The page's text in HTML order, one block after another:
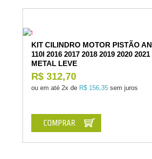
KIT CILINDRO MOTOR PISTÃO
110I 2016 2017 2018 2019 2020 2021
METAL LEVE
R$ 312,70
ou em até 2x de R$ 156,35 sem juros
COMPRAR